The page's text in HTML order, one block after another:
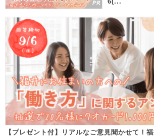
【プレゼント付】リアルなご意見聞かせて！